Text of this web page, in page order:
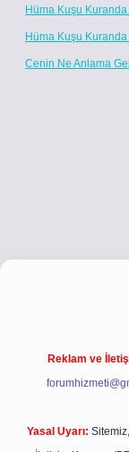
Hüma Kuşu
Hüma Kuşu
Cenin Ne Anlama
betci girişbetci
Reklam ve
Yasal Uyarı: